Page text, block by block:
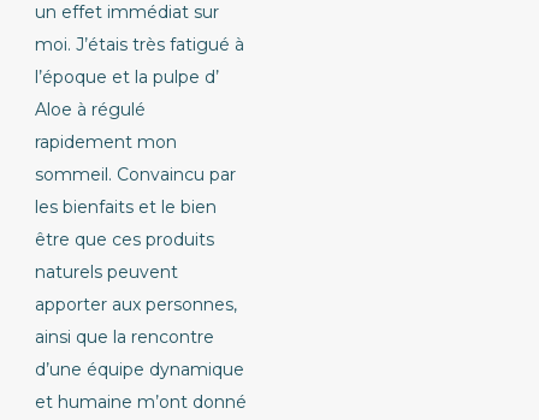
un effet immédiat sur
moi. J’étais très fatigué à
l’époque et la pulpe d’
Aloe à régulé
rapidement mon
sommeil. Convaincu par
les bienfaits et le bien
être que ces produits
naturels peuvent
apporter aux personnes,
ainsi que la rencontre
d’une équipe dynamique
et humaine m’ont donné